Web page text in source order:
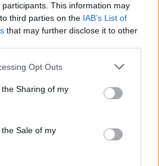
participants. This information may
third parties on the IAB’s List of
that may further disclose it to other
Opt Outs
Sharing of my
Sale of my
page sont écrites par les utilisateurs
d’abord lus, et éventuellement
à nos standards en ce qui concerne
avant d’être approuvés. Pour
De cette façon, les évaluations
fidèle des expériences propres
du propriétaire de ce site web.
peuvent varier selon les
avis médical, il faut toujours prendre
ou votre pharmacien.